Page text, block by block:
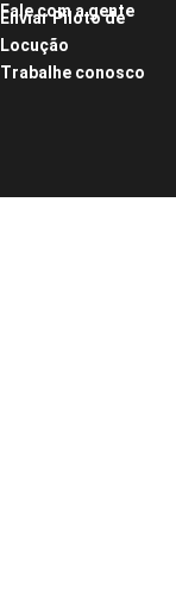
Fale com a gente
Enviar Piloto de
Locução
Trabalhe conosco